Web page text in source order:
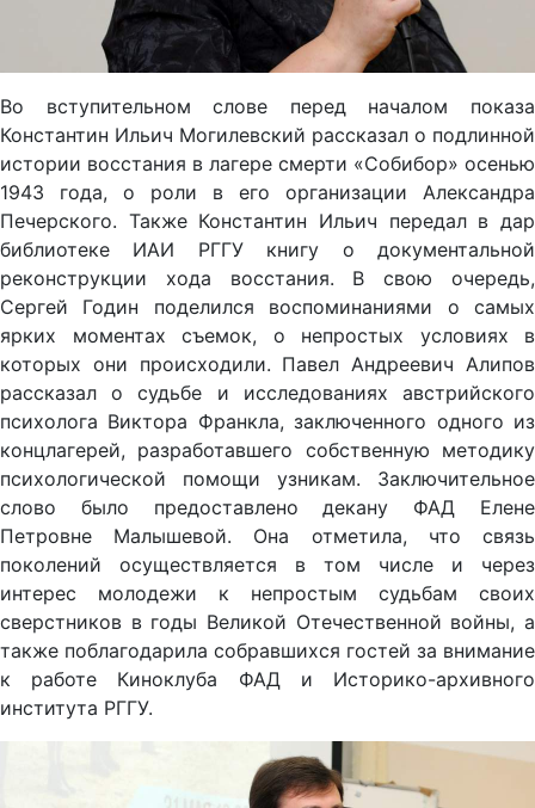
Во вступительном слове перед началом показа
Константин Ильич Могилевский рассказал о подлинной
истории восстания в лагере смерти «Собибор» осенью
1943 года, о роли в его организации Александра
Печерского. Также Константин Ильич передал в дар
библиотеке ИАИ РГГУ книгу о документальной
реконструкции хода восстания. В свою очередь,
Сергей Годин поделился воспоминаниями о самых
ярких моментах съемок, о непростых условиях в
которых они происходили. Павел Андреевич Алипов
рассказал о судьбе и исследованиях австрийского
психолога Виктора Франкла, заключенного одного из
концлагерей, разработавшего собственную методику
психологической помощи узникам. Заключительное
слово было предоставлено декану ФАД Елене
Петровне Малышевой. Она отметила, что связь
поколений осуществляется в том числе и через
интерес молодежи к непростым судьбам своих
сверстников в годы Великой Отечественной войны, а
также поблагодарила собравшихся гостей за внимание
к работе Киноклуба ФАД и Историко-архивного
института РГГУ.